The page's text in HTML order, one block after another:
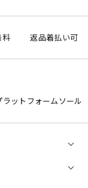
返品着払い可
ラットフォームソール